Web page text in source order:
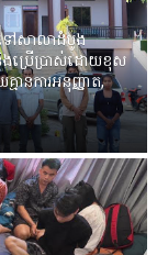
ៅសាលាដំបូង
និងប្រើប្រាស់ដោយខុស
ានការអនុញ្ញាត,